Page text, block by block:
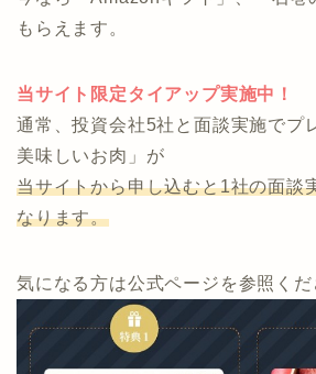
節約、節税、投資に関する総合し
で何度でも利用できる完全無料のサ
今なら「Amazonギフト」、「石巻
もらえます。
当サイトから申し込むと1社の面談
なります。